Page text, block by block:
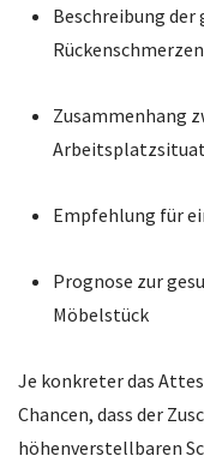
Beschreibung der
Zusammenhang
Empfehlung für
Prognose zur
Möbelstück
Je konkreter das
Chancen, dass der
höhenverstellbaren